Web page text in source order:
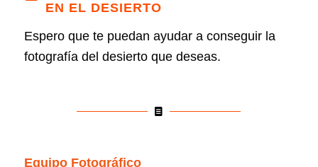
EN EL DESIERTO
Espero que te puedan ayudar a conseguir la
fotografía del desierto que deseas.
Equipo Fotográfico